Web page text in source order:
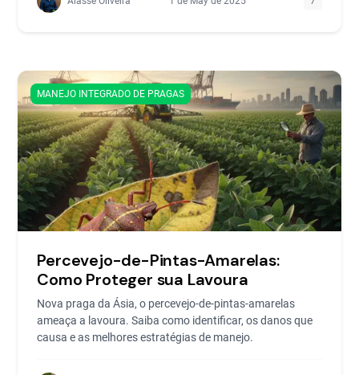
MANEJO INTEGRADO DE PRAGAS
Percevejo-de-Pintas-Amarelas:
Como Proteger sua Lavoura
Nova praga da Ásia, o percevejo-de-pintas-amarelas
ameaça a lavoura. Saiba como identificar, os danos que
causa e as melhores estratégias de manejo.